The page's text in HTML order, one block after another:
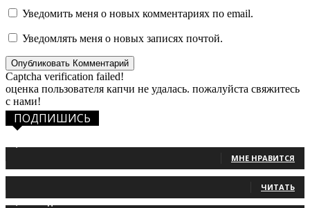
Уведомить меня о новых комментариях по email.
Уведомлять меня о новых записях почтой.
Captcha verification failed!
оценка пользователя капчи не удалась. пожалуйста свяжитесь
с нами!
ПОДПИШИСЬ
МНЕ НРАВИТСЯ
ЧИТАТЬ